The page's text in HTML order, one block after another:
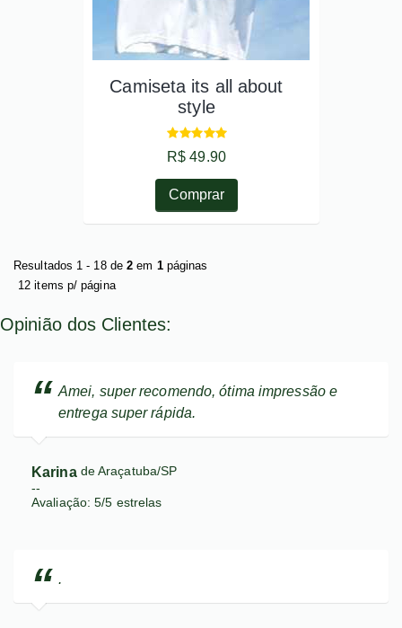
Camiseta its all about
style
R$ 49.90
Comprar
Resultados 1 - 18 de2 em 1páginas
12 items p/ página
Opinião dos Clientes:
Amei, super recomendo, ótima impressão e
entrega super rápida.
Karina de Araçatuba/SP
--
Avaliação:5/5 estrelas